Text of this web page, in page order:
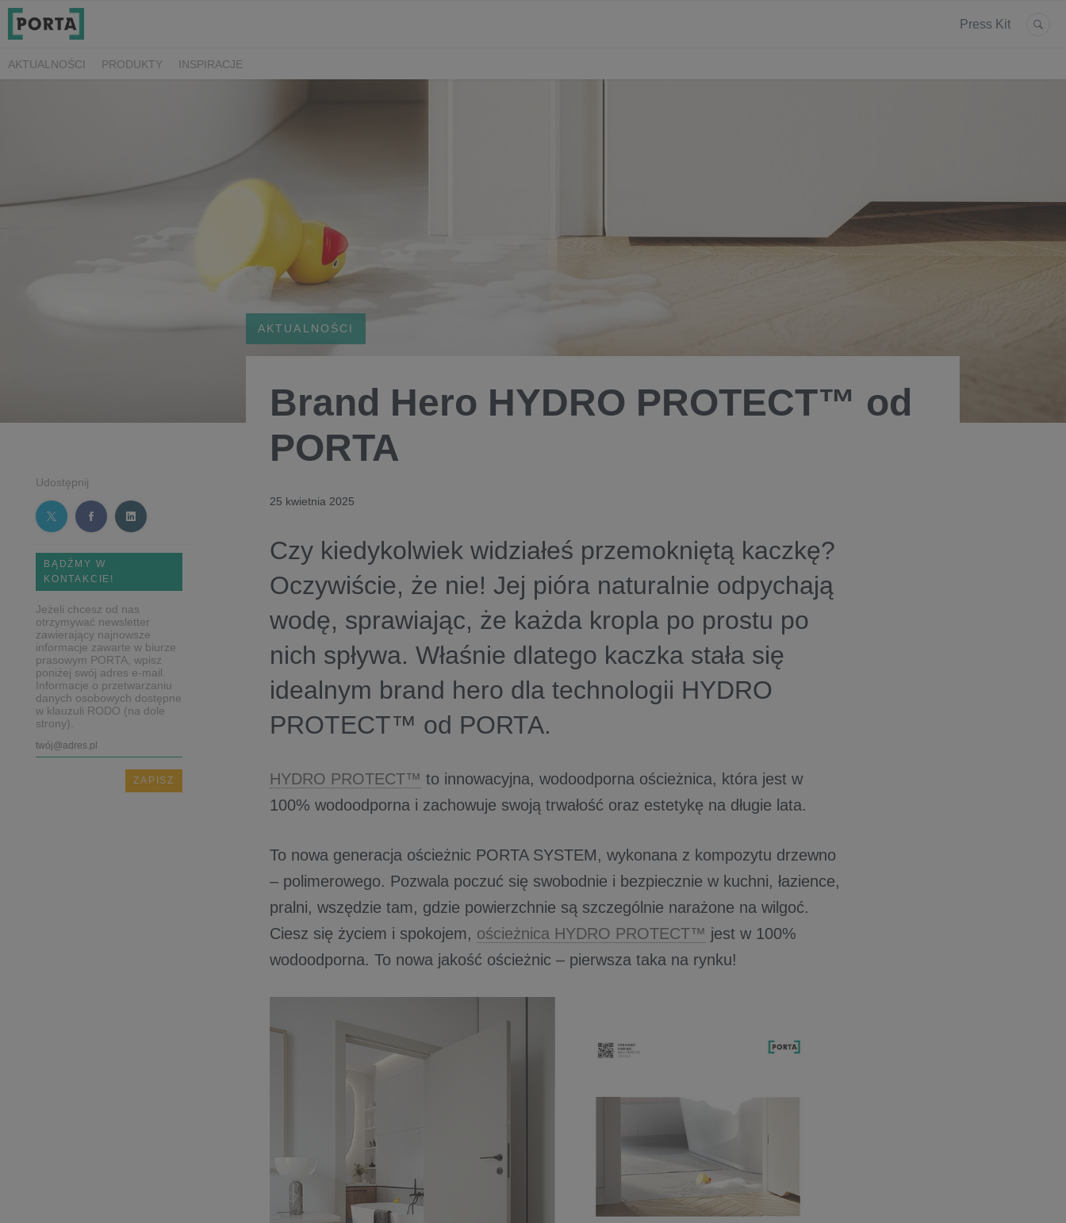
Press Kit
AKTUALNOŚCI PRODUKTY INSPIRACJE
Udostępnij
BĄDŹMY W
KONTAKCIE!
Jeżeli chcesz od nas
otrzymywać newsletter
zawierający najnowsze
informacje zawarte w biurze
prasowym PORTA, wpisz
poniżej swój adres e-mail.
Informacje o przetwarzaniu
danych osobowych dostępne
w klauzuli RODO (na dole
strony).
AKTUALNOŚCI
Brand Hero HYDRO PROTECT™ od
PORTA
25 kwietnia 2025
Czy kiedykolwiek widziałeś przemokniętą kaczkę?
Oczywiście, że nie! Jej pióra naturalnie odpychają
wodę, sprawiając, że każda kropla po prostu po
nich spływa. Właśnie dlatego kaczka stała się
idealnym brand hero dla technologii HYDRO
PROTECT™ od PORTA.
HYDRO PROTECT™ to innowacyjna, wodoodporna ościeżnica, która jest w
100% wodoodporna i zachowuje swoją trwałość oraz estetykę na długie lata.
To nowa generacja ościeżnic PORTA SYSTEM, wykonana z kompozytu drzewno
– polimerowego. Pozwala poczuć się swobodnie i bezpiecznie w kuchni, łazience,
pralni, wszędzie tam, gdzie powierzchnie są szczególnie narażone na wilgoć.
Ciesz się życiem i spokojem, ościeżnica HYDRO PROTECT™ jest w 100%
wodoodporna. To nowa jakość ościeżnic – pierwsza taka na rynku!